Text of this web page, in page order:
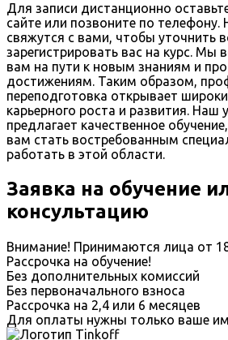
Для записи дистанционно
сайте или позвоните по
свяжутся с вами, чтобы уточнить
зарегистрировать вас на курс. Мы
вам на пути к новым знаниям и
достижениям. Таким образом,
переподготовка открывает
карьерного роста и развития. Наш
предлагает качественное
вам стать востребованным
работать в этой области.
Заявка на обучение
консультацию
Внимание! Принимаются лица от
Рассрочка на обучение!
Без дополнительных комиссий
Без первоначального взноса
Рассрочка на 2,4 или 6 месяцев
Для оплаты нужны только ваше